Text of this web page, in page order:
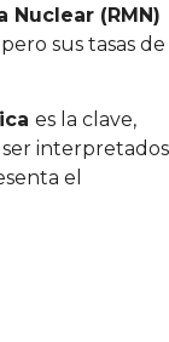
Nuclear (RMN)
pero sus tasas de
es la clave,
interpretados
el